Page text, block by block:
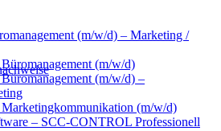
(m/w/d) – Marketing /
(m/w/d)
(m/w/d) –
(m/w/d)
– SCC-CONTROL Professionell